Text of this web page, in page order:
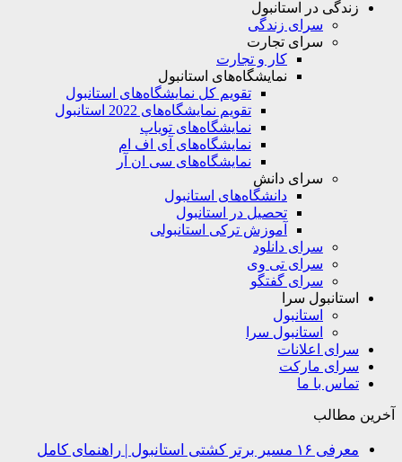
زندگی در استانبول
سرای زندگی
سرای تجارت
کار و تجارت
نمایشگاه‌های استانبول
تقویم کل نمایشگاه‌های استانبول
تقویم نمایشگاه‌های 2022 استانبول
نمایشگاه‌های تویاپ
نمایشگاه‌های آی اف ام
نمایشگاه‌های سی ان آر
سرای دانش
دانشگاه‌های استانبول
تحصیل در استانبول
آموزش ترکی استانبولی
سرای دانلود
سرای تی وی
سرای گفتگو
استانبول سرا
استانبول
استانبول سرا
سرای اعلانات
سرای مارکت
تماس با ما
مطالب
معرفی ۱۶ مسیر برتر کشتی استانبول | راهنمای کامل